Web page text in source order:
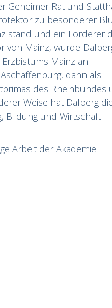
Geheimer Rat und
zu besonderer
stand und ein Förderer
von Mainz, wurde
Mainz an
dann als
des Rheinbundes
Weise hat Dalberg
Bildung und Wirtschaft
Arbeit der Akademie